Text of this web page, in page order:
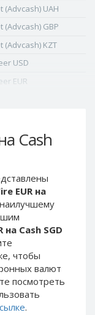
Cash
EUR на
на Cash SGD
чтобы
валют
посмотреть
.
(Advcash) UAH
(Advcash) GBP
(Advcash) KZT
USD
EUR
Tether ERC20
ЮMoney RUB
ЮMoney KZT
USD
EUR
GBP
CAD
AUD
RUB